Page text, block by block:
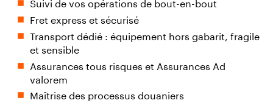
Fret express et sécurisé
Transport dédié : équipement hors gabarit, fragile
et sensible
Assurances tous risques et Assurances Ad
valorem
Maîtrise des processus douaniers